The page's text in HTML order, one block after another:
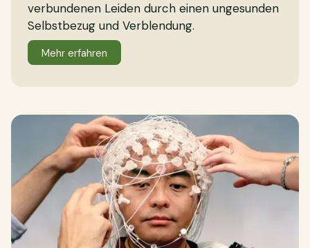
verbundenen Leiden durch einen ungesunden
Selbstbezug und Verblendung.
Mehr erfahren